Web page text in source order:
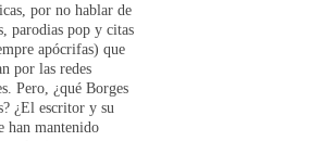
por no hablar de
parodias pop y citas
apócrifas) que
por las redes
Pero, ¿qué Borges
¿El escritor y su
han mantenido